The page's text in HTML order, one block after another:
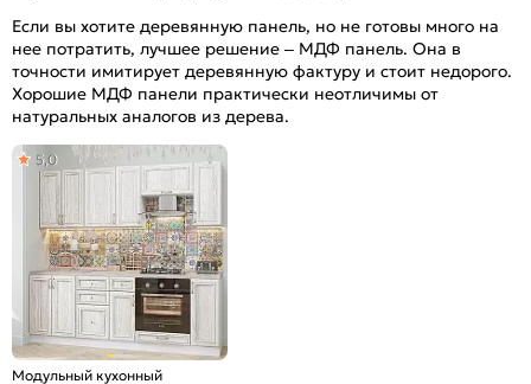
Если вы хотите деревянную панель, но не готовы много на
нее потратить, лучшее решение – МДФ панель. Она в
точности имитирует деревянную фактуру и стоит недорого.
Хорошие МДФ панели практически неотличимы от
натуральных аналогов из дерева.
Модульный кухонный
5,0